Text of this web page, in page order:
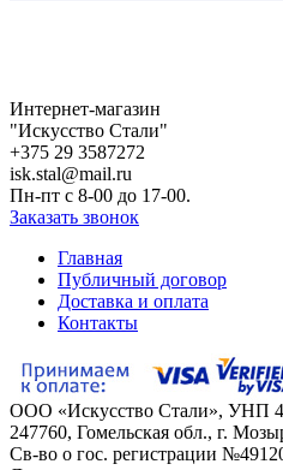
Интернет-магазин
"Искусство Стали"
+375 29 3587272
isk.stal@mail.ru
Пн-пт c 8-00 до 17-00.
Заказать звонок
Главная
Публичный договор
Доставка и оплата
Контакты
ООО «Искусство Стали», УНП
247760, Гомельская обл., г.
Св-во о гос. регистрации